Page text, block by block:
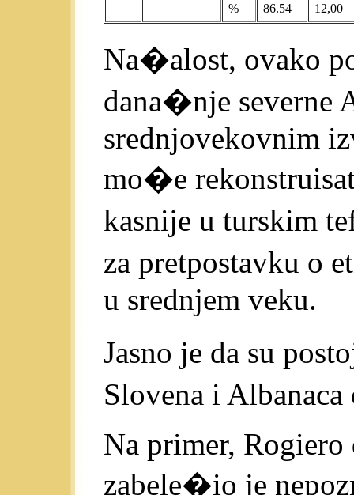
% 86.54 12,00
Na�alost, ovako
dana�nje severne
srednjovekovnim
mo�e
kasnije u turskim
za pretpostavku o
u srednjem veku.
Jasno je da su
Slovena i
Na primer,
zabele�io je